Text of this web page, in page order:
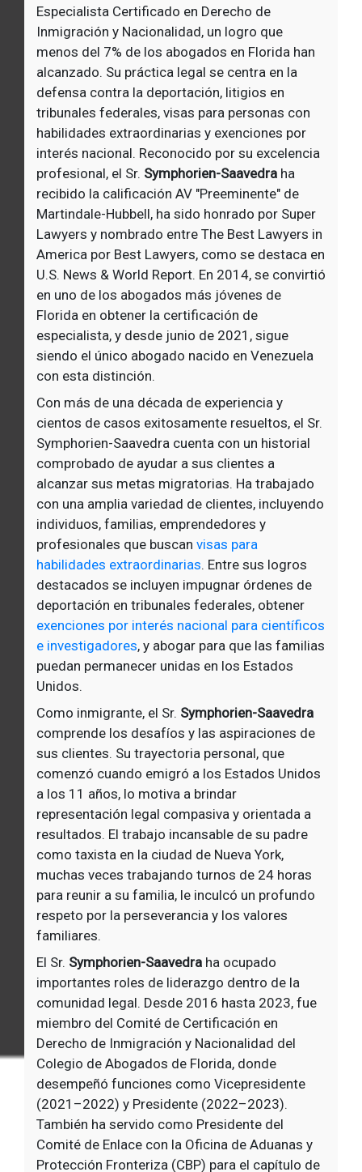
Especialista Certificado en Derecho de
Inmigración y Nacionalidad, un logro que
menos del 7% de los abogados en Florida han
alcanzado. Su práctica legal se centra en la
defensa contra la deportación, litigios en
tribunales federales, visas para personas con
habilidades extraordinarias y exenciones por
interés nacional. Reconocido por su excelencia
profesional, el Sr. Symphorien-Saavedra ha
recibido la calificación AV "Preeminente" de
Martindale-Hubbell, ha sido honrado por Super
Lawyers y nombrado entre The Best Lawyers in
America por Best Lawyers, como se destaca en
U.S. News & World Report. En 2014, se convirtió
en uno de los abogados más jóvenes de
Florida en obtener la certificación de
especialista, y desde junio de 2021, sigue
siendo el único abogado nacido en Venezuela
con esta distinción.
Con más de una década de experiencia y
cientos de casos exitosamente resueltos, el Sr.
Symphorien-Saavedra cuenta con un historial
comprobado de ayudar a sus clientes a
alcanzar sus metas migratorias. Ha trabajado
con una amplia variedad de clientes, incluyendo
individuos, familias, emprendedores y
profesionales que buscan visas para
habilidades extraordinarias. Entre sus logros
destacados se incluyen impugnar órdenes de
deportación en tribunales federales, obtener
exenciones por interés nacional para científicos
e investigadores, y abogar para que las familias
puedan permanecer unidas en los Estados
Unidos.
Como inmigrante, el Sr. Symphorien-Saavedra
comprende los desafíos y las aspiraciones de
sus clientes. Su trayectoria personal, que
comenzó cuando emigró a los Estados Unidos
a los 11 años, lo motiva a brindar
representación legal compasiva y orientada a
resultados. El trabajo incansable de su padre
como taxista en la ciudad de Nueva York,
muchas veces trabajando turnos de 24 horas
para reunir a su familia, le inculcó un profundo
respeto por la perseverancia y los valores
familiares.
El Sr. Symphorien-Saavedra ha ocupado
importantes roles de liderazgo dentro de la
comunidad legal. Desde 2016 hasta 2023, fue
miembro del Comité de Certificación en
Derecho de Inmigración y Nacionalidad del
Colegio de Abogados de Florida, donde
desempeñó funciones como Vicepresidente
(2021–2022) y Presidente (2022–2023).
También ha servido como Presidente del
Comité de Enlace con la Oficina de Aduanas y
Protección Fronteriza (CBP) para el capítulo de